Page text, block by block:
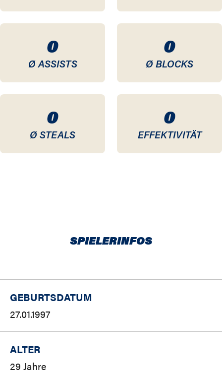
0
Ø ASSISTS
0
Ø BLOCKS
0
Ø STEALS
0
EFFEKTIVITÄT
SPIELERINFOS
GEBURTSDATUM
27.01.1997
ALTER
29 Jahre